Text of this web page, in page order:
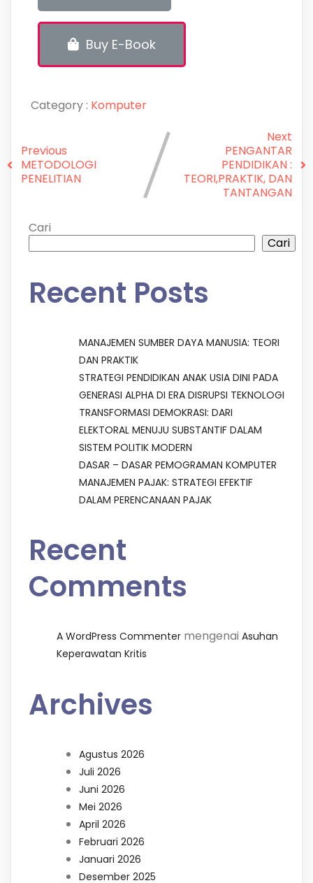
Buy E-Book
Category : Komputer
Previous
METODOLOGI
PENELITIAN
Next
PENGANTAR
PENDIDIKAN :
TEORI,PRAKTIK, DAN
TANTANGAN
Cari
Cari
Recent Posts
MANAJEMEN SUMBER DAYA MANUSIA: TEORI
DAN PRAKTIK
STRATEGI PENDIDIKAN ANAK USIA DINI PADA
GENERASI ALPHA DI ERA DISRUPSI TEKNOLOGI
TRANSFORMASI DEMOKRASI: DARI
ELEKTORAL MENUJU SUBSTANTIF DALAM
SISTEM POLITIK MODERN
DASAR – DASAR PEMOGRAMAN KOMPUTER
MANAJEMEN PAJAK: STRATEGI EFEKTIF
DALAM PERENCANAAN PAJAK
Recent
Comments
A WordPress Commenter mengenai Asuhan
Keperawatan Kritis
Archives
Agustus 2026
Juli 2026
Juni 2026
Mei 2026
April 2026
Februari 2026
Januari 2026
Desember 2025